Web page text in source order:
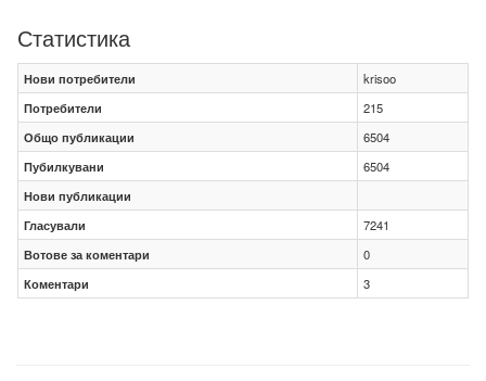
Статистика
Нови потребители
krisoo
Потребители
215
Общо публикации
6504
Пубилкувани
6504
Нови публикации
Гласували
7241
Вотове за коментари
0
Коментари
3